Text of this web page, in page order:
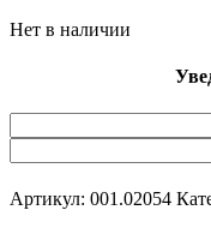
Нет в наличии
Артикул: 001.02054